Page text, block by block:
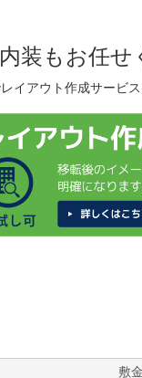
装もお任せ
イアウト作成サービ
敷